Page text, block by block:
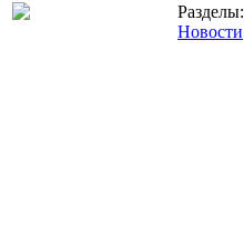
Разделы:
Новости